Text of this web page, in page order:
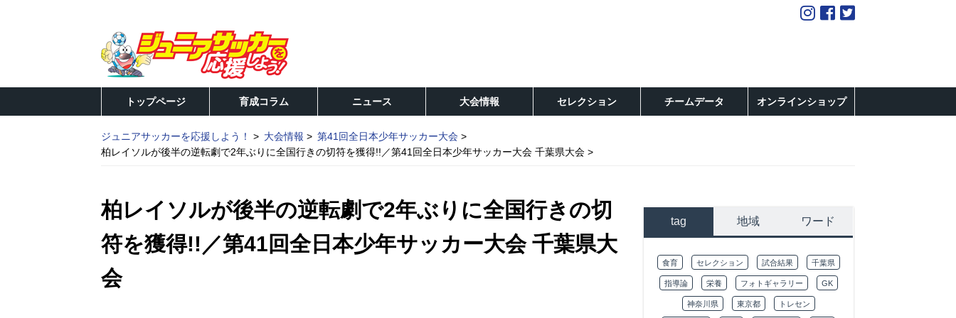
トップページ 育成コラム ニュース 大会情報 セレクション チームデータ オンラインショップ
ジュニアサッカーを応援しよう！ 大会情報
第41回全日本少年サッカー大会
柏レイソルが後半の逆転劇で2年ぶりに全国行きの切符を獲得!!／第41回全日本少年サッカー大会 千葉県大会
柏レイソルが後半の逆転劇で2年ぶりに全国行きの切
符を獲得!!／第41回全日本少年サッカー大会 千葉県大
会
tag 地域 ワード
食育 セレクション 試合結果 千葉県
指導論 栄養 フォトギャラリー GK
神奈川県 東京都 トレセン